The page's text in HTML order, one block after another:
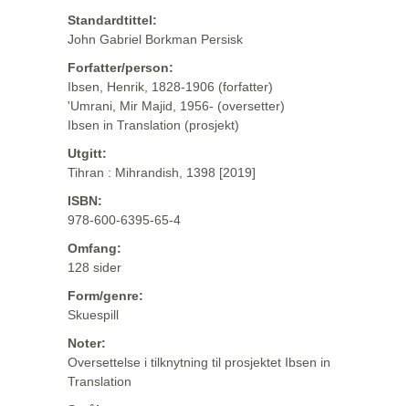
Standardtittel:
John Gabriel Borkman Persisk
Forfatter/person:
Ibsen, Henrik, 1828-1906 (forfatter)
'Umrani, Mir Majid, 1956- (oversetter)
Ibsen in Translation (prosjekt)
Utgitt:
Tihran : Mihrandish, 1398 [2019]
ISBN:
978-600-6395-65-4
Omfang:
128 sider
Form/genre:
Skuespill
Noter:
Oversettelse i tilknytning til prosjektet Ibsen in
Translation